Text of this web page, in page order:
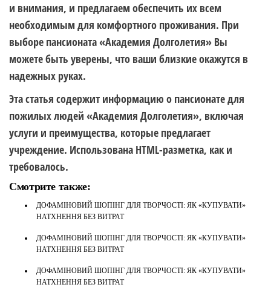
и внимания, и предлагаем обеспечить их всем
необходимым для комфортного проживания. При
выборе пансионата «Академия Долголетия» Вы
можете быть уверены, что ваши близкие окажутся в
надежных руках.
Эта статья содержит информацию о пансионате для
пожилых людей «Академия Долголетия», включая
услуги и преимущества, которые предлагает
учреждение. Использована HTML-разметка, как и
требовалось.
Смотрите также:
ДОФАМІНОВИЙ ШОПІНГ ДЛЯ ТВОРЧОСТІ: ЯК «КУПУВАТИ»
НАТХНЕННЯ БЕЗ ВИТРАТ
ДОФАМІНОВИЙ ШОПІНГ ДЛЯ ТВОРЧОСТІ: ЯК «КУПУВАТИ»
НАТХНЕННЯ БЕЗ ВИТРАТ
ДОФАМІНОВИЙ ШОПІНГ ДЛЯ ТВОРЧОСТІ: ЯК «КУПУВАТИ»
НАТХНЕННЯ БЕЗ ВИТРАТ